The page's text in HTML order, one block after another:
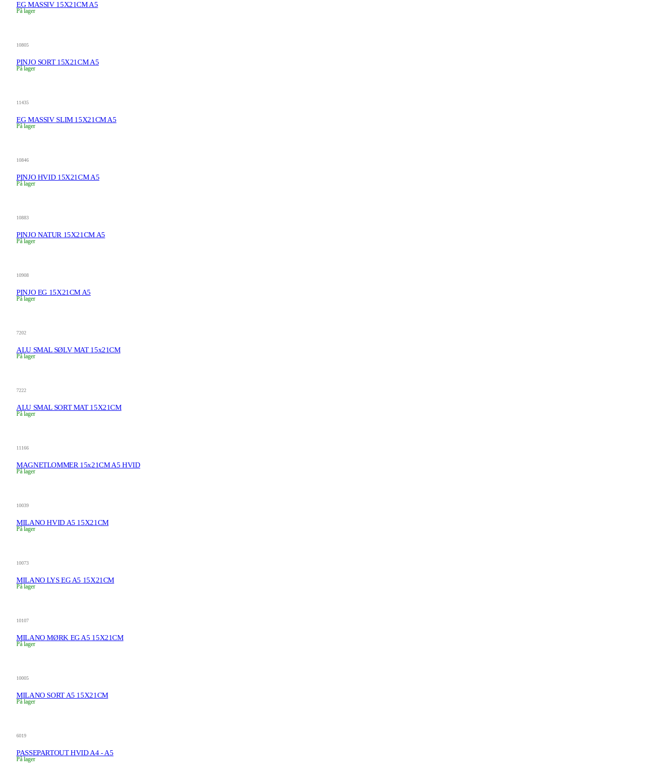
EG MASSIV 15X21CM A5
På lager
10805
PINJO SORT 15X21CM A5
På lager
11435
EG MASSIV SLIM 15X21CM A5
På lager
10846
PINJO HVID 15X21CM A5
På lager
10883
PINJO NATUR 15X21CM A5
På lager
10908
PINJO EG 15X21CM A5
På lager
7202
ALU SMAL SØLV MAT 15x21CM
På lager
7222
ALU SMAL SORT MAT 15X21CM
På lager
11166
MAGNETLOMMER 15x21CM A5 HVID
På lager
10039
MILANO HVID A5 15X21CM
På lager
10073
MILANO LYS EG A5 15X21CM
På lager
10107
MILANO MØRK EG A5 15X21CM
På lager
10005
MILANO SORT A5 15X21CM
På lager
6019
PASSEPARTOUT HVID A4 - A5
På lager